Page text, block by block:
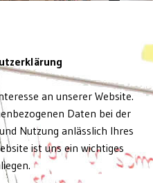
an unserer Website.
Daten bei der
Nutzung anlässlich Ihres
ist uns ein wichtiges